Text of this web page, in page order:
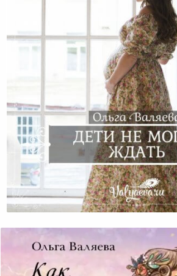
Дети Не Могут